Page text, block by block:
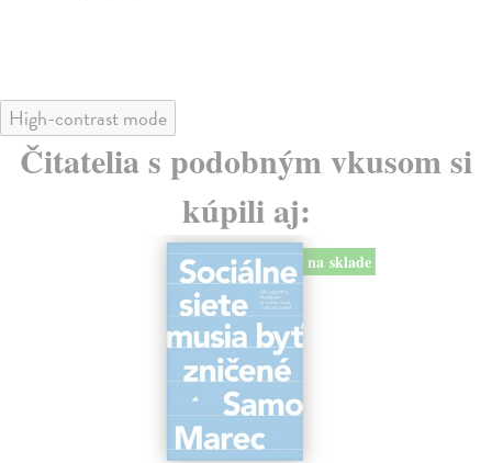
High-contrast mode
Čitatelia s podobným vkusom si
kúpili aj:
na sklade